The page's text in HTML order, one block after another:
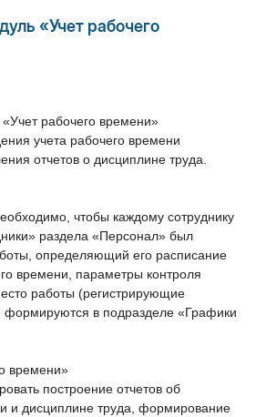
«Учет рабочего
рабочего времени»
учета рабочего времени
отчетов о дисциплине труда.
чтобы каждому сотруднику
раздела «Персонал» был
определяющий его расписание
времени, параметры контроля
работы (регистрирующие
в подразделе «Графики
времени»
построение отчетов об
и дисциплине труда, формирование